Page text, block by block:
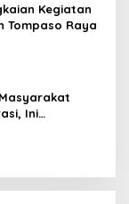
Kegiatan
Tompaso Raya
Ini